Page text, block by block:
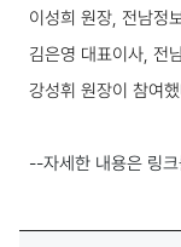
이성희 원장, 전남정
김은영 대표이사, 전
강성휘 원장이 참여
--자세한 내용은 링